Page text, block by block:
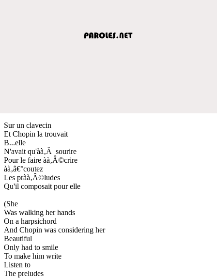
Sur un clavecin
Et Chopin la trouvait
B...elle
N'avait qu'àà‚Â sourire
Pour le faire àà‚Â©crire
àà‚â€°coutez
Les pràà‚Â©ludes
Qu'il composait pour elle
(She
Was walking her hands
On a harpsichord
And Chopin was considering her
Beautiful
Only had to smile
To make him write
Listen to
The preludes